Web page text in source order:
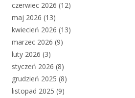
czerwiec 2026 (12)
maj 2026 (13)
kwiecień 2026 (13)
marzec 2026 (9)
luty 2026 (3)
styczeń 2026 (8)
grudzień 2025 (8)
listopad 2025 (9)